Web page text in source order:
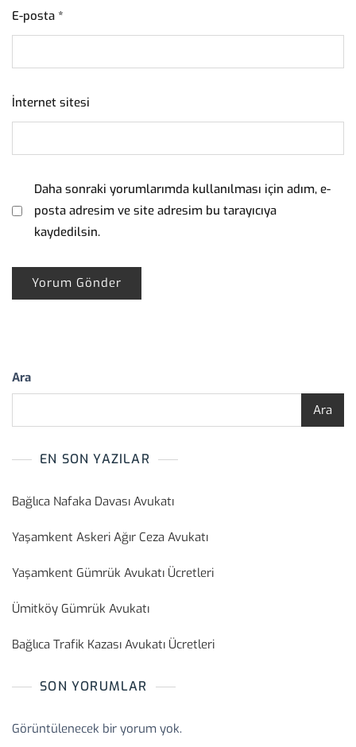
E-posta *
İnternet sitesi
Daha sonraki yorumlarımda kullanılması için adım, e-
posta adresim ve site adresim bu tarayıcıya
kaydedilsin.
Ara
Ara
EN SON YAZILAR
Bağlıca Nafaka Davası Avukatı
Yaşamkent Askeri Ağır Ceza Avukatı
Yaşamkent Gümrük Avukatı Ücretleri
Ümitköy Gümrük Avukatı
Bağlıca Trafik Kazası Avukatı Ücretleri
SON YORUMLAR
Görüntülenecek bir yorum yok.